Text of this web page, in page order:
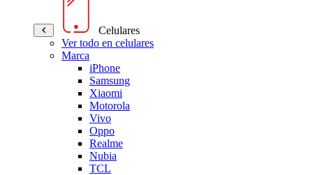
Celulares
Ver todo en celulares
Marca
iPhone
Samsung
Xiaomi
Motorola
Vivo
Oppo
Realme
Nubia
TCL